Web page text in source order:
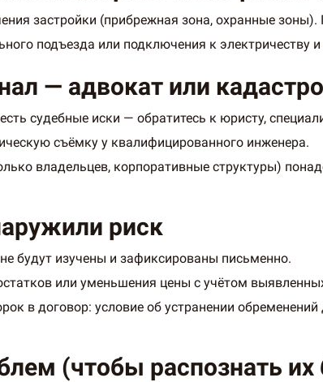
застройки (прибрежная зона, охранные
подъезда или подключения к электричеству
— адвокат или
судебные иски — обратитесь к юристу,
съёмку у квалифицированного инженера.
владельцев, корпоративные структуры)
риск
будут изучены и зафиксированы письменно.
или уменьшения цены с учётом
в договор: условие об устранении
(чтобы распознать их